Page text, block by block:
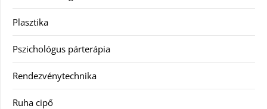
Plasztika
Pszichológus párterápia
Rendezvénytechnika
Ruha cipő